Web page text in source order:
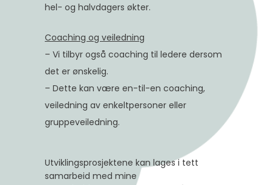
hel- og halvdagers økter.
Coaching og veiledning
– Vi tilbyr også coaching til ledere dersom
det er ønskelig.
– Dette kan være en-til-en coaching,
veiledning av enkeltpersoner eller
gruppeveiledning.
Utviklingsprosjektene kan lages i tett
samarbeid med mine